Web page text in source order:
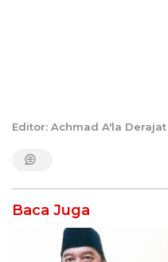
Editor: Achmad A'la Derajat
Baca Juga